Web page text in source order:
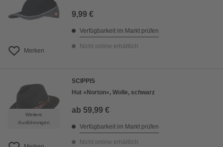
Merken
9,99 €
Verfügbarkeit im Markt prüfen
Nicht online erhältlich
Weitere
Ausführungen
SCIPPIS
Hut »Norton«, Wolle, schwarz
ab 59,99 €
Verfügbarkeit im Markt prüfen
Nicht online erhältlich